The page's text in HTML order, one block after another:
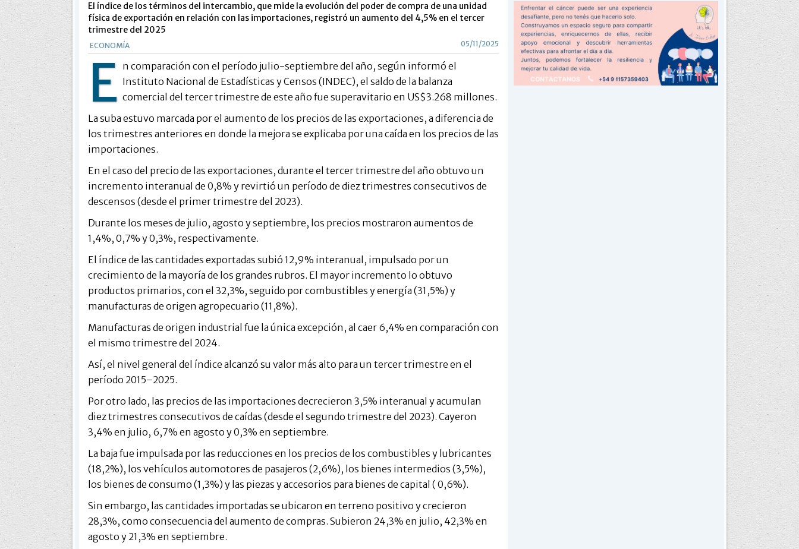
El índice de los términos del intercambio, que mide la evolución del poder de compra de una unidad
física de exportación en relación con las importaciones, registró un aumento del 4,5% en el tercer
trimestre del 2025
ECONOMÍA 05/11/2025
E n comparación con el período julio-septiembre del año, según informó el
Instituto Nacional de Estadísticas y Censos (INDEC), el saldo de la balanza
comercial del tercer trimestre de este año fue superavitario en US$3.268 millones.
La suba estuvo marcada por el aumento de los precios de las exportaciones, a diferencia de
los trimestres anteriores en donde la mejora se explicaba por una caída en los precios de las
importaciones.
En el caso del precio de las exportaciones, durante el tercer trimestre del año obtuvo un
incremento interanual de 0,8% y revirtió un período de diez trimestres consecutivos de
descensos (desde el primer trimestre del 2023).
Durante los meses de julio, agosto y septiembre, los precios mostraron aumentos de
1,4%, 0,7% y 0,3%, respectivamente.
El índice de las cantidades exportadas subió 12,9% interanual, impulsado por un
crecimiento de la mayoría de los grandes rubros. El mayor incremento lo obtuvo
productos primarios, con el 32,3%, seguido por combustibles y energía (31,5%) y
manufacturas de origen agropecuario (11,8%).
Manufacturas de origen industrial fue la única excepción, al caer 6,4% en comparación con
el mismo trimestre del 2024.
Así, el nivel general del índice alcanzó su valor más alto para un tercer trimestre en el
período 2015–2025.
Por otro lado, las precios de las importaciones decrecieron 3,5% interanual y acumulan
diez trimestres consecutivos de caídas (desde el segundo trimestre del 2023). Cayeron
3,4% en julio, 6,7% en agosto y 0,3% en septiembre.
La baja fue impulsada por las reducciones en los precios de los combustibles y lubricantes
(18,2%), los vehículos automotores de pasajeros (2,6%), los bienes intermedios (3,5%),
los bienes de consumo (1,3%) y las piezas y accesorios para bienes de capital ( 0,6%).
Sin embargo, las cantidades importadas se ubicaron en terreno positivo y crecieron
28,3%, como consecuencia del aumento de compras. Subieron 24,3% en julio, 42,3% en
agosto y 21,3% en septiembre.